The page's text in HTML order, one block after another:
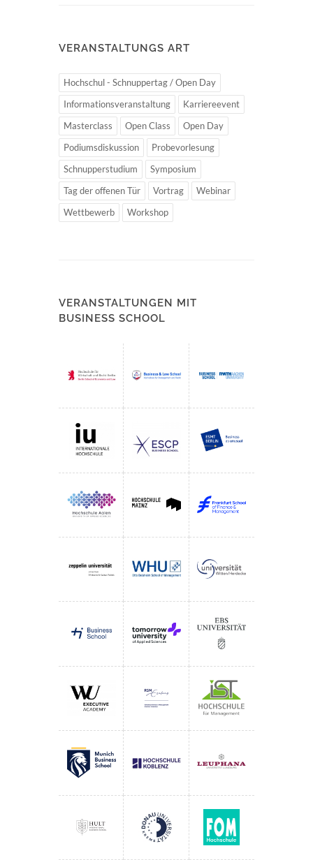
VERANSTALTUNGS ART
Hochschul - Schnuppertag / Open Day
Informationsveranstaltung
Karriereevent
Masterclass
Open Class
Open Day
Podiumsdiskussion
Probevorlesung
Schnupperstudium
Symposium
Tag der offenen Tür
Vortrag
Webinar
Wettbewerb
Workshop
VERANSTALTUNGEN MIT
BUSINESS SCHOOL